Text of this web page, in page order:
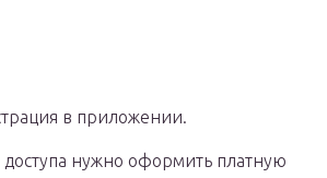
в приложении.
доступа нужно оформить платную